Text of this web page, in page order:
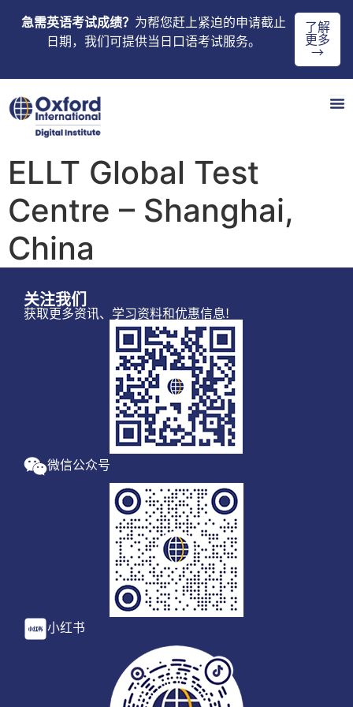
急需英语考试成绩？ 为帮您赶上紧迫的申请截止
日期，我们可提供当日口语考试服务。
了解
更多
→
ELLT Global Test
Centre – Shanghai,
China
关注我们
获取更多资讯、学习资料和优惠信息!
微信公众号
小红书